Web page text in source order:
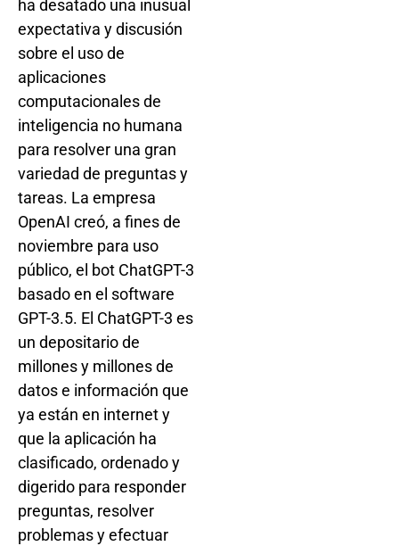
ha desatado una inusual
expectativa y discusión
sobre el uso de
aplicaciones
computacionales de
inteligencia no humana
para resolver una gran
variedad de preguntas y
tareas. La empresa
OpenAI creó, a fines de
noviembre para uso
público, el bot ChatGPT-3
basado en el software
GPT-3.5. El ChatGPT-3 es
un depositario de
millones y millones de
datos e información que
ya están en internet y
que la aplicación ha
clasificado, ordenado y
digerido para responder
preguntas, resolver
problemas y efectuar